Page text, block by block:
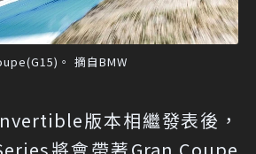
。 摘自BMW
版本相繼發表後，